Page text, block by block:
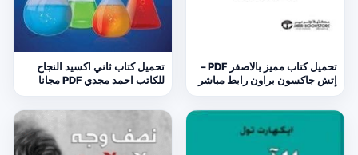
تحميل كتاب مميز بالاصفر PDF –
إتش جاكسون براون رابط مباشر
تحميل كتاب ثاني اكسيد النجاح
للكاتب احمد مجدي PDF مجانا